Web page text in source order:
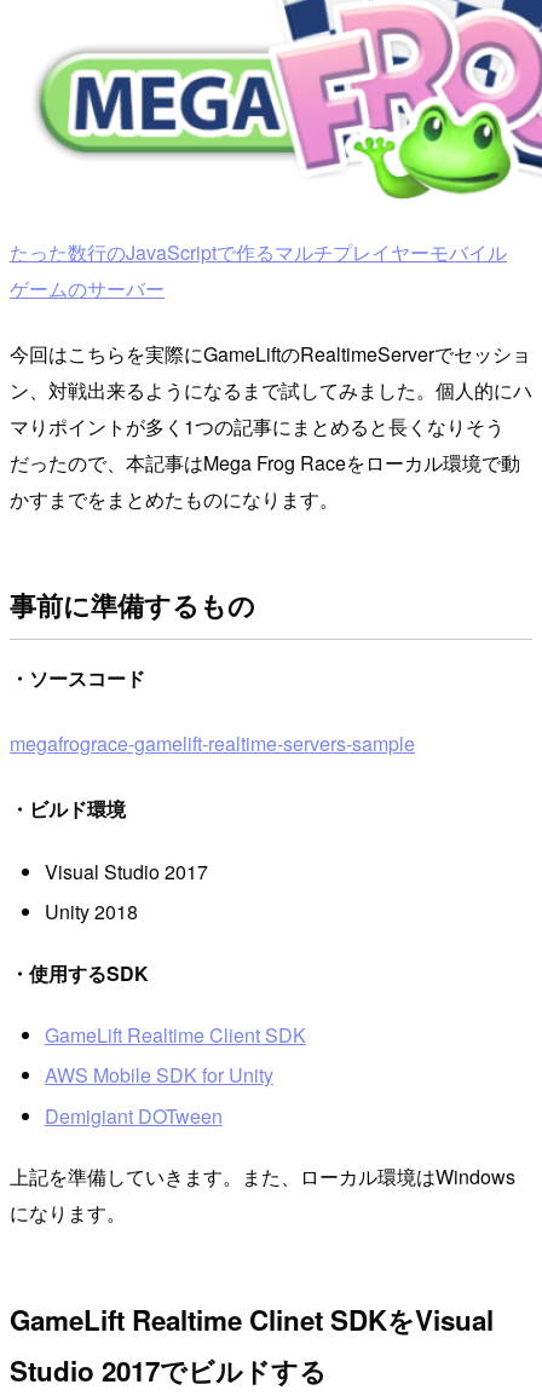
たった数行のJavaScriptで作るマルチプレイヤーモバイル
ゲームのサーバー
今回はこちらを実際にGameLiftのRealtimeServerでセッショ
ン、対戦出来るようになるまで試してみました。個人的にハ
マりポイントが多く1つの記事にまとめると長くなりそう
だったので、本記事はMega Frog Raceをローカル環境で動
かすまでをまとめたものになります。
事前に準備するもの
・ソースコード
megafrograce-gamelift-realtime-servers-sample
・ビルド環境
Visual Studio 2017
Unity 2018
・使用するSDK
GameLift Realtime Client SDK
AWS Mobile SDK for Unity
Demigiant DOTween
上記を準備していきます。また、ローカル環境はWindows
になります。
GameLift Realtime Clinet SDKをVisual
Studio 2017でビルドする